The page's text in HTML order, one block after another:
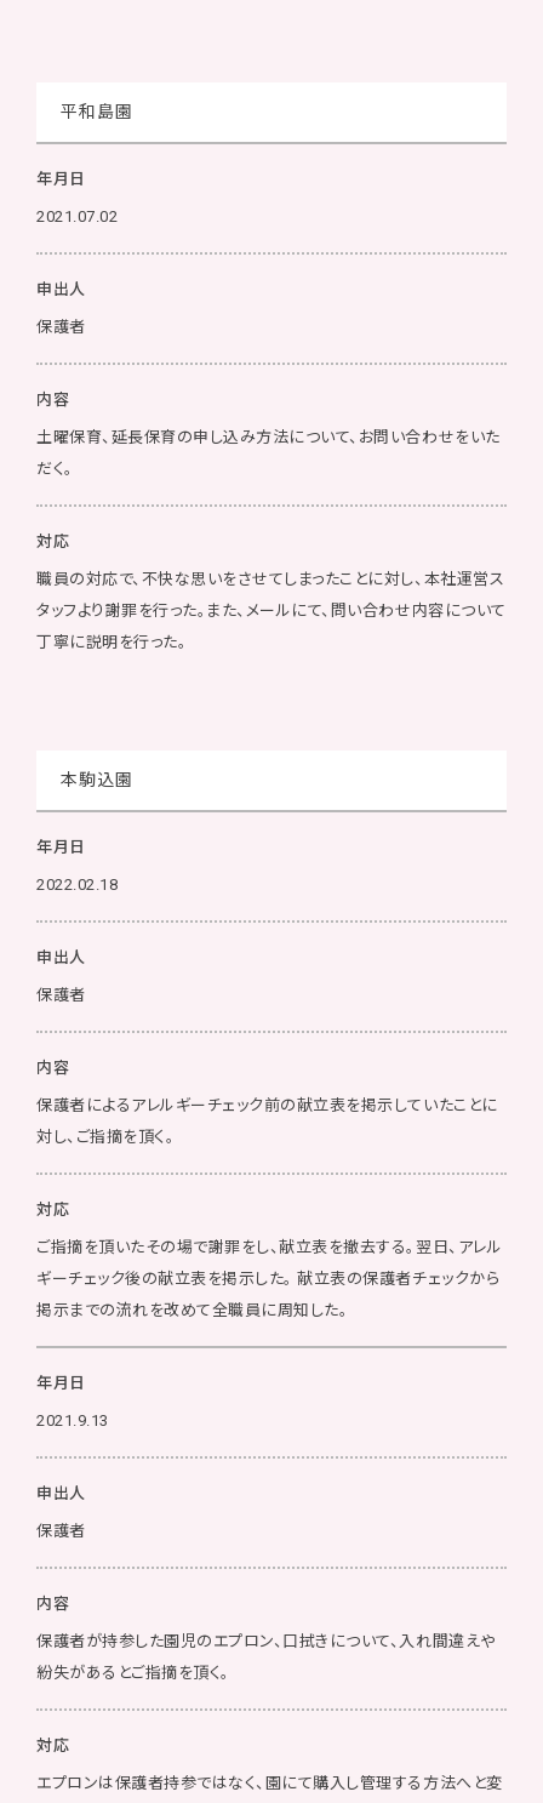
平和島園
年月日
2021.07.02
申出人
保護者
内容
土曜保育、延長保育の申し込み方法について、お問い合わせをいた
だく。
対応
職員の対応で、不快な思いをさせてしまったことに対し、本社運営ス
タッフより謝罪を行った。また、メールにて、問い合わせ内容について
丁寧に説明を行った。
本駒込園
年月日
2022.02.18
申出人
保護者
内容
保護者によるアレルギーチェック前の献立表を掲示していたことに
対し、ご指摘を頂く。
対応
ご指摘を頂いたその場で謝罪をし、献立表を撤去する。翌日、アレル
ギーチェック後の献立表を掲示した。 献立表の保護者チェックから
掲示までの流れを改めて全職員に周知した。
年月日
2021.9.13
申出人
保護者
内容
保護者が持参した園児のエプロン、口拭きについて、入れ間違えや
紛失があるとご指摘を頂く。
対応
エプロンは保護者持参ではなく、園にて購入し管理する方法へと変